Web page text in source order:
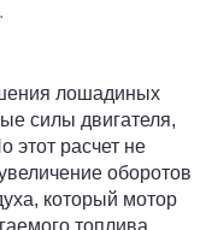
лошадиных
силы двигателя,
этот расчет не
оборотов
который мотор
топлива.